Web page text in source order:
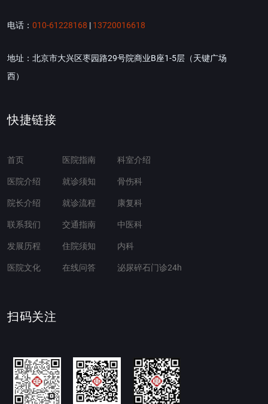
电话： 010-61228168 | 13720016618
地址：北京市大兴区枣园路29号院商业B座1-5层（天键广场
西）
快捷链接
首页
医院介绍
院长介绍
联系我们
发展历程
医院文化
医院指南
就诊须知
就诊流程
交通指南
住院须知
在线问答
科室介绍
骨伤科
康复科
中医科
内科
泌尿碎石门诊24h
扫码关注